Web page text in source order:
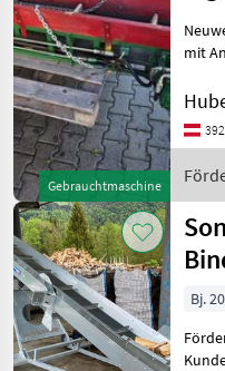
Pöttinger
3
Grimme
1
Schreiber
1
MARKTPLATZ
Marktplatz
Gebrauchtmaschine
mit
von
Bj.
Kunde - elektr.